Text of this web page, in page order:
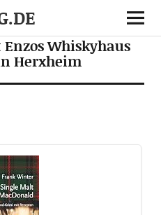
Whiskyhaus
Herxheim